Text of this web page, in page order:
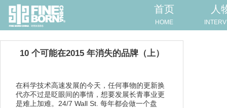
首页
HOME
人
10 个可能在2015 年消失的品牌（上）
在科学技术高速发展的今天，任何事物的更新换
代亦不过是眨眼间的事情，想要发展长青事业更
是难上加难。24/7 Wall St. 每年都会做一个盘